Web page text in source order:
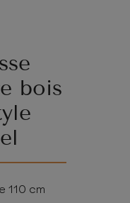
bois
110 cm